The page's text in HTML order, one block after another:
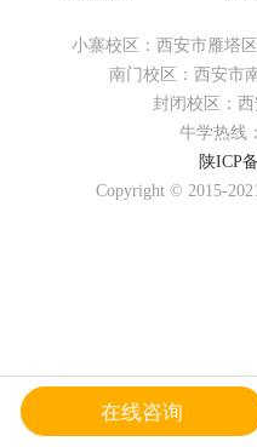
小寨校区：西安市雁塔
南门校区：西安市
封闭校区：
牛学热线
陕ICP
Copyright © 2015-
在线咨询